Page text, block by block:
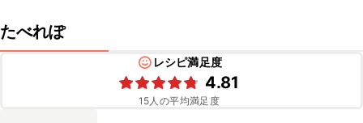
たべれぽ
レシピ満足度
4.81
15人の平均満足度